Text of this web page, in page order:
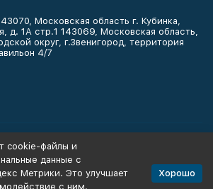
Московская область г. Кубинка,
д. 1А стр.1 143069, Московская область,
округ, г.Звенигород, территория
4/7
cookie-файлы и
данные с
Метрики. Это улучшает
с ним.
Хорошо